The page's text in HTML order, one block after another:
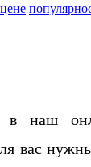
цене
наш
вас